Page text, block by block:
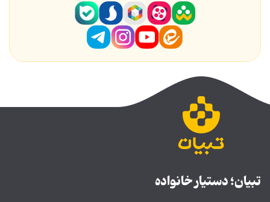
تبیان؛ دستیار خانواده